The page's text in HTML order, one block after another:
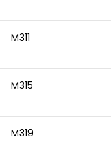
M311
M315
M319